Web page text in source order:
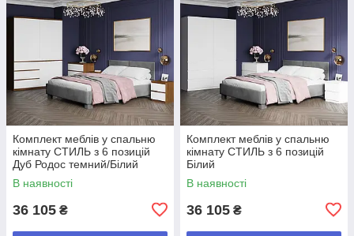
Комплект меблів у спальню
кімнату СТИЛЬ з 6 позицій
Дуб Родос темний/Білий
В наявності
36 105 ₴
Комплект меблів у спальню
кімнату СТИЛЬ з 6 позицій
Білий
В наявності
36 105 ₴